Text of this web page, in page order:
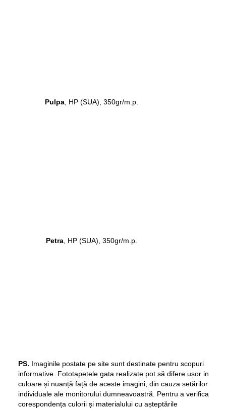
Pulpa, HP (SUA), 350gr/m.p.
Petra, HP (SUA), 350gr/m.p.
PS. Imaginile postate pe site sunt destinate pentru scopuri
informative. Fototapetele gata realizate pot să difere ușor in
culoare și nuanță față de aceste imagini, din cauza setărilor
individuale ale monitorului dumneavoastră. Pentru a verifica
corespondența culorii și materialului cu așteptările